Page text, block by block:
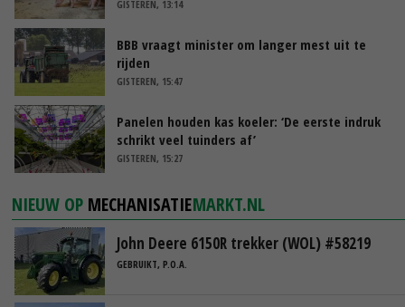
GISTEREN, 13:14
BBB vraagt minister om langer mest uit te
rijden
GISTEREN, 15:47
Panelen houden kas koeler: ‘De eerste indruk
schrikt veel tuinders af’
GISTEREN, 15:27
NIEUW OP MECHANISATIEMARKT.NL
John Deere 6150R trekker (WOL) #58219
GEBRUIKT, P.O.A.